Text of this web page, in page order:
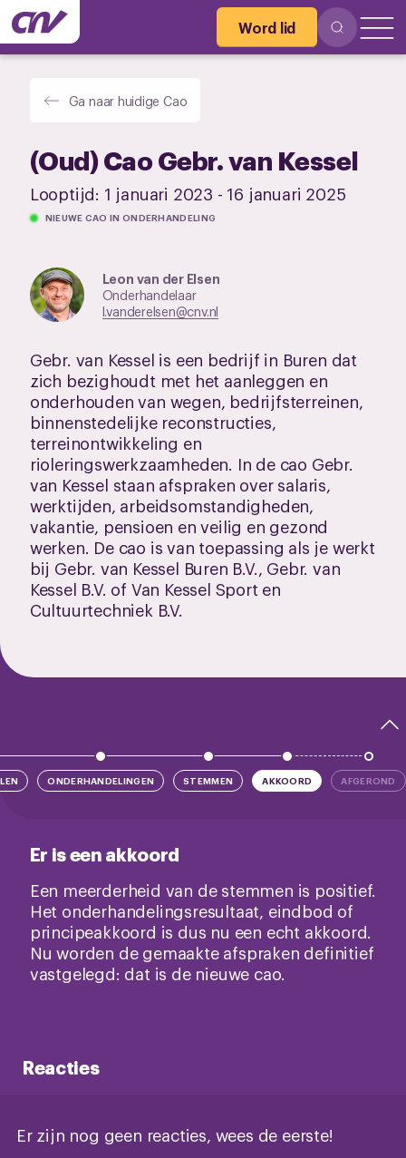
Word lid
Ga naar huidige Cao
(Oud) Cao Gebr. van Kessel
Looptijd: 1 januari 2023 - 16 januari 2025
NIEUWE CAO IN ONDERHANDELING
Leon van der Elsen
Onderhandelaar
l.vanderelsen@cnv.nl
Gebr. van Kessel is een bedrijf in Buren dat
zich bezighoudt met het aanleggen en
onderhouden van wegen, bedrijfsterreinen,
binnenstedelijke reconstructies,
terreinontwikkeling en
rioleringswerkzaamheden. In de cao Gebr.
van Kessel staan afspraken over salaris,
werktijden, arbeidsomstandigheden,
vakantie, pensioen en veilig en gezond
werken. De cao is van toepassing als je werkt
bij Gebr. van Kessel Buren B.V., Gebr. van
Kessel B.V. of Van Kessel Sport en
Cultuurtechniek B.V.
ONDERHANDELINGEN STEMMEN AKKOORD AFGEROND
Er is een akkoord
Een meerderheid van de stemmen is positief.
Het onderhandelingsresultaat, eindbod of
principeakkoord is dus nu een echt akkoord.
Nu worden de gemaakte afspraken definitief
vastgelegd: dat is de nieuwe cao.
Reacties
Er zijn nog geen reacties, wees de eerste!